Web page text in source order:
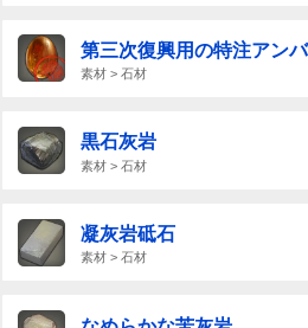
第三次復興用の特注アンバ
素材 > 石材
黒石灰岩
素材 > 石材
凝灰岩砥石
素材 > 石材